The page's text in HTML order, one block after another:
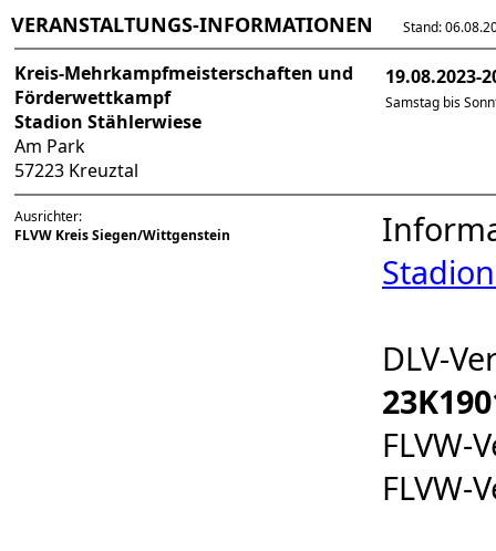
VERANSTALTUNGS-INFORMATIONEN Stand:
Kreis-Mehrkampfmeisterschaften und
Förderwettkampf
Stadion Stählerwiese
Am Park
57223 Kreuztal
19.08.2023-
Samstag bis
Ausrichter:
FLVW Kreis Siegen/Wittgenstein
DLV-